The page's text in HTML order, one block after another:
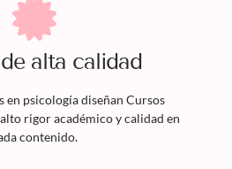
alta calidad
en psicología diseñan Cursos
rigor académico y calidad en
contenido.